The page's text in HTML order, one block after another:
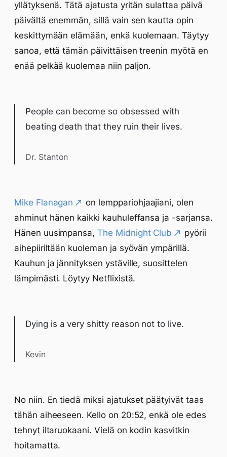
yllätyksenä. Tätä ajatusta yritän sulattaa päivä
päivältä enemmän, sillä vain sen kautta opin
keskittymään elämään, enkä kuolemaan. Täytyy
sanoa, että tämän päivittäisen treenin myötä en
enää pelkää kuolemaa niin paljon.
People can become so obsessed with
beating death that they ruin their lives.
Dr. Stanton
Mike Flanagan
on lemppariohjaajiani, olen
ahminut hänen kaikki kauhuleffansa ja -sarjansa.
Hänen uusimpansa,The Midnight Club
pyörii
aihepiiriltään kuoleman ja syövän ympärillä.
Kauhun ja jännityksen ystäville, suosittelen
lämpimästi. Löytyy Netflixistä.
Dying is a very shitty reason not to live.
Kevin
No niin. En tiedä miksi ajatukset päätyivät taas
tähän aiheeseen. Kello on 20:52, enkä ole edes
tehnyt iltaruokaani. Vielä on kodin kasvitkin
hoitamatta.